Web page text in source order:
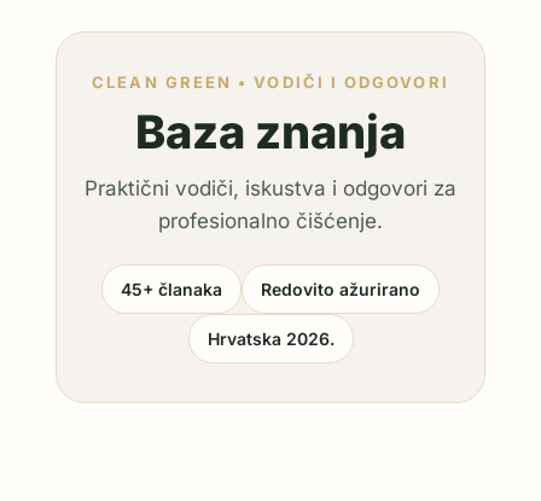
CLEAN GREEN • VODIČI I ODGOVORI
Baza znanja
Praktični vodiči, iskustva i odgovori za
profesionalno čišćenje.
45+ članaka Redovito ažurirano
Hrvatska 2026.